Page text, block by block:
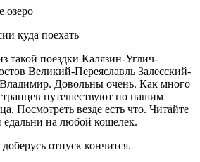
озеро
такой поездки Калязин-Углич-
Великий-Переяславль Залесский-
Довольны очень. Как много
путешествуют по нашим
Посмотреть везде есть что. Читайте
на любой кошелек.
отпуск кончится.